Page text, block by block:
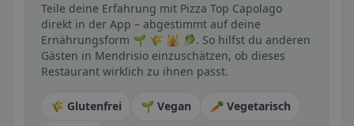
Teile deine Erfahrung mit Pizza Top Capolago
direkt in der App – abgestimmt auf deine
Ernährungsform 🌱 🌾 🕌 🥬. So hilfst du anderen
Gästen in Mendrisio einzuschätzen, ob dieses
Restaurant wirklich zu ihnen passt.
🌾 Glutenfrei 🌱 Vegan
🥕 Vegetarisch